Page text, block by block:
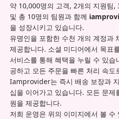
약 10,000명의 고객, 2개의 지원팀
및 총 10명의 팀원과 함께
을 성장시키고 있습니다.
유명인을 포함한 수천 개의 계정과
제공합니다. 소셜 미디어에서 목표
서비스를 통해 혜택을 누릴 수 있습
공하고 모든 주문을 빠른 처리 속도
Iamprovider는 즉시 배송 보장과
십을 이어가고 있습니다. 모든 문
원을 제공합니다.
저희 운영은 위의 이미지에서 볼